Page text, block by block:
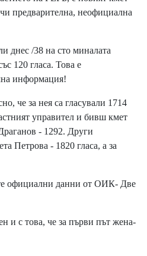
предварителна, неофициална
днес /38 на сто миналата
120 гласа. Това е
информация!
че за нея са гласували 1714
управител и бивш кмет
- 1292. Други
Петрова - 1820 гласа, а за
официални данни от ОИК- Две
и с това, че за първи път жена-